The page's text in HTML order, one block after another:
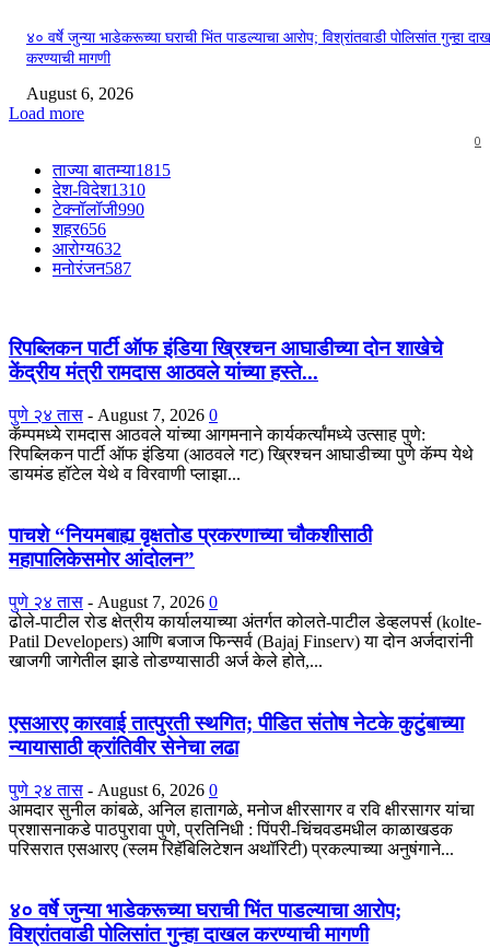
४० वर्षे जुन्या भाडेकरूच्या घराची भिंत पाडल्याचा आरोप; विश्रांतवाडी पोलिसांत गुन्हा
करण्याची मागणी
August 6, 2026
Load more
0
ताज्या बातम्या1815
देश-विदेश1310
टेक्नॉलॉजी990
शहर656
आरोग्य632
मनोरंजन587
रिपब्लिकन पार्टी ऑफ इंडिया ख्रिश्चन आघाडीच्या दोन शाखेचे
केंद्रीय मंत्री रामदास आठवले यांच्या हस्ते...
पुणे २४ तास - August 7, 2026 0
कॅम्पमध्ये रामदास आठवले यांच्या आगमनाने कार्यकर्त्यांमध्ये उत्साह पुणे:
रिपब्लिकन पार्टी ऑफ इंडिया (आठवले गट) ख्रिश्चन आघाडीच्या पुणे कॅम्प येथे
डायमंड हॉटेल येथे व विरवाणी प्लाझा...
पाचशे “नियमबाह्य वृक्षतोड प्रकरणाच्या चौकशीसाठी
महापालिकेसमोर आंदोलन”
पुणे २४ तास - August 7, 2026 0
ढोले-पाटील रोड क्षेत्रीय कार्यालयाच्या अंतर्गत कोलते-पाटील डेव्हलपर्स (kolte-
Patil Developers) आणि बजाज फिन्सर्व (Bajaj Finserv) या दोन अर्जदारांनी
खाजगी जागेतील झाडे तोडण्यासाठी अर्ज केले होते,...
एसआरए कारवाई तात्पुरती स्थगित; पीडित संतोष नेटके कुटुंबाच्या
न्यायासाठी क्रांतिवीर सेनेचा लढा
पुणे २४ तास - August 6, 2026 0
आमदार सुनील कांबळे, अनिल हातागळे, मनोज क्षीरसागर व रवि क्षीरसागर यांचा
प्रशासनाकडे पाठपुरावा पुणे, प्रतिनिधी : पिंपरी-चिंचवडमधील काळाखडक
परिसरात एसआरए (स्लम रिहॅबिलिटेशन अथॉरिटी) प्रकल्पाच्या अनुषंगाने...
४० वर्षे जुन्या भाडेकरूच्या घराची भिंत पाडल्याचा आरोप;
विश्रांतवाडी पोलिसांत गुन्हा दाखल करण्याची मागणी